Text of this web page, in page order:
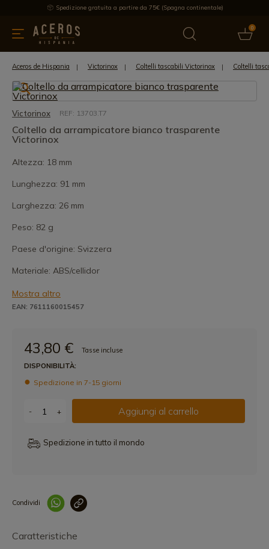
Spedizione gratuita a partire da 75€ (Spagna continentale)
0
cucina Offre Ultime notizie Venduti Marche
Aceros de Hispania Victorinox Coltelli tascabili Victorinox Coltelli
Victorinox REF: 13703.T7
Coltello da arrampicatore bianco trasparente
Victorinox
Altezza: 18 mm
Lunghezza: 91 mm
Larghezza: 26 mm
Peso: 82 g
Paese d'origine: Svizzera
Materiale: ABS/cellidor
Mostra altro
EAN: 7611160015457
43,80 €
Tasse incluse
DISPONIBILITÀ:
Spedizione in 7-15 giorni
- + Aggiungi al carrello
Spedizione in tutto il mondo
Condividi
Caratteristiche